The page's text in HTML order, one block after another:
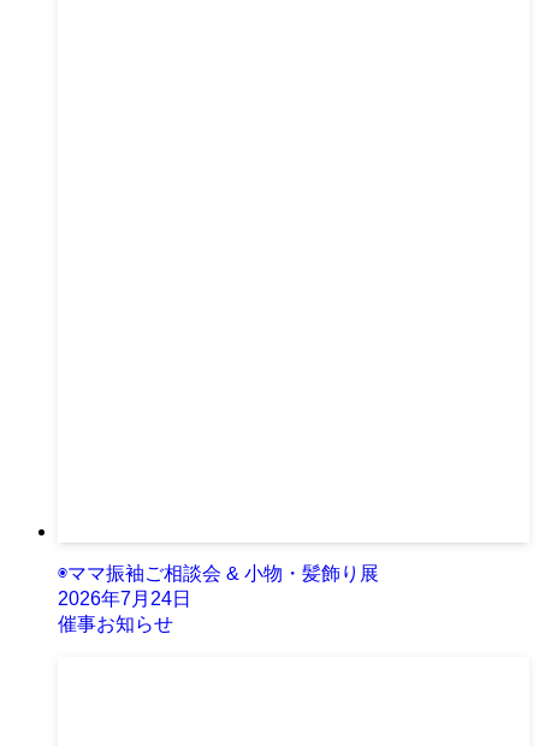
◉ママ振袖ご相談会 & 小物・髪飾り展
2026年7月24日
催事お知らせ